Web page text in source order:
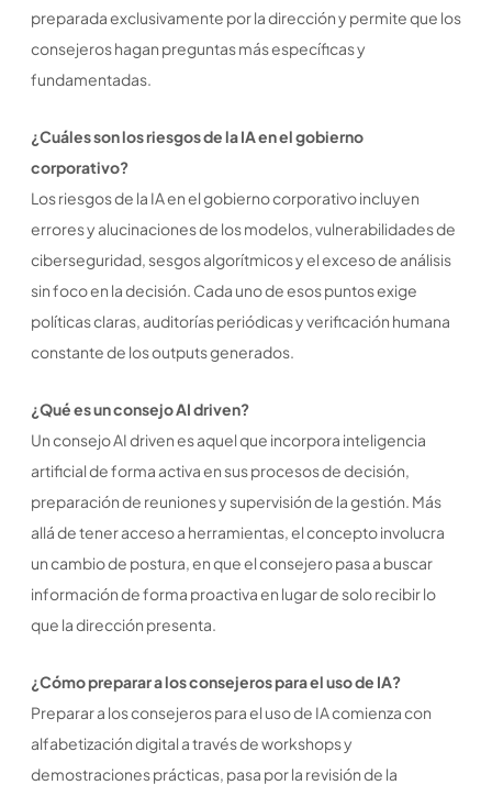
preparada exclusivamente por la dirección y permite que los
consejeros hagan preguntas más específicas y
fundamentadas.
¿Cuáles son los riesgos de la IA en el gobierno
corporativo?
Los riesgos de la IA en el gobierno corporativo incluyen
errores y alucinaciones de los modelos, vulnerabilidades de
ciberseguridad, sesgos algorítmicos y el exceso de análisis
sin foco en la decisión. Cada uno de esos puntos exige
políticas claras, auditorías periódicas y verificación humana
constante de los outputs generados.
¿Qué es un consejo AI driven?
Un consejo AI driven es aquel que incorpora inteligencia
artificial de forma activa en sus procesos de decisión,
preparación de reuniones y supervisión de la gestión. Más
allá de tener acceso a herramientas, el concepto involucra
un cambio de postura, en que el consejero pasa a buscar
información de forma proactiva en lugar de solo recibir lo
que la dirección presenta.
¿Cómo preparar a los consejeros para el uso de IA?
Preparar a los consejeros para el uso de IA comienza con
alfabetización digital a través de workshops y
demostraciones prácticas, pasa por la revisión de la